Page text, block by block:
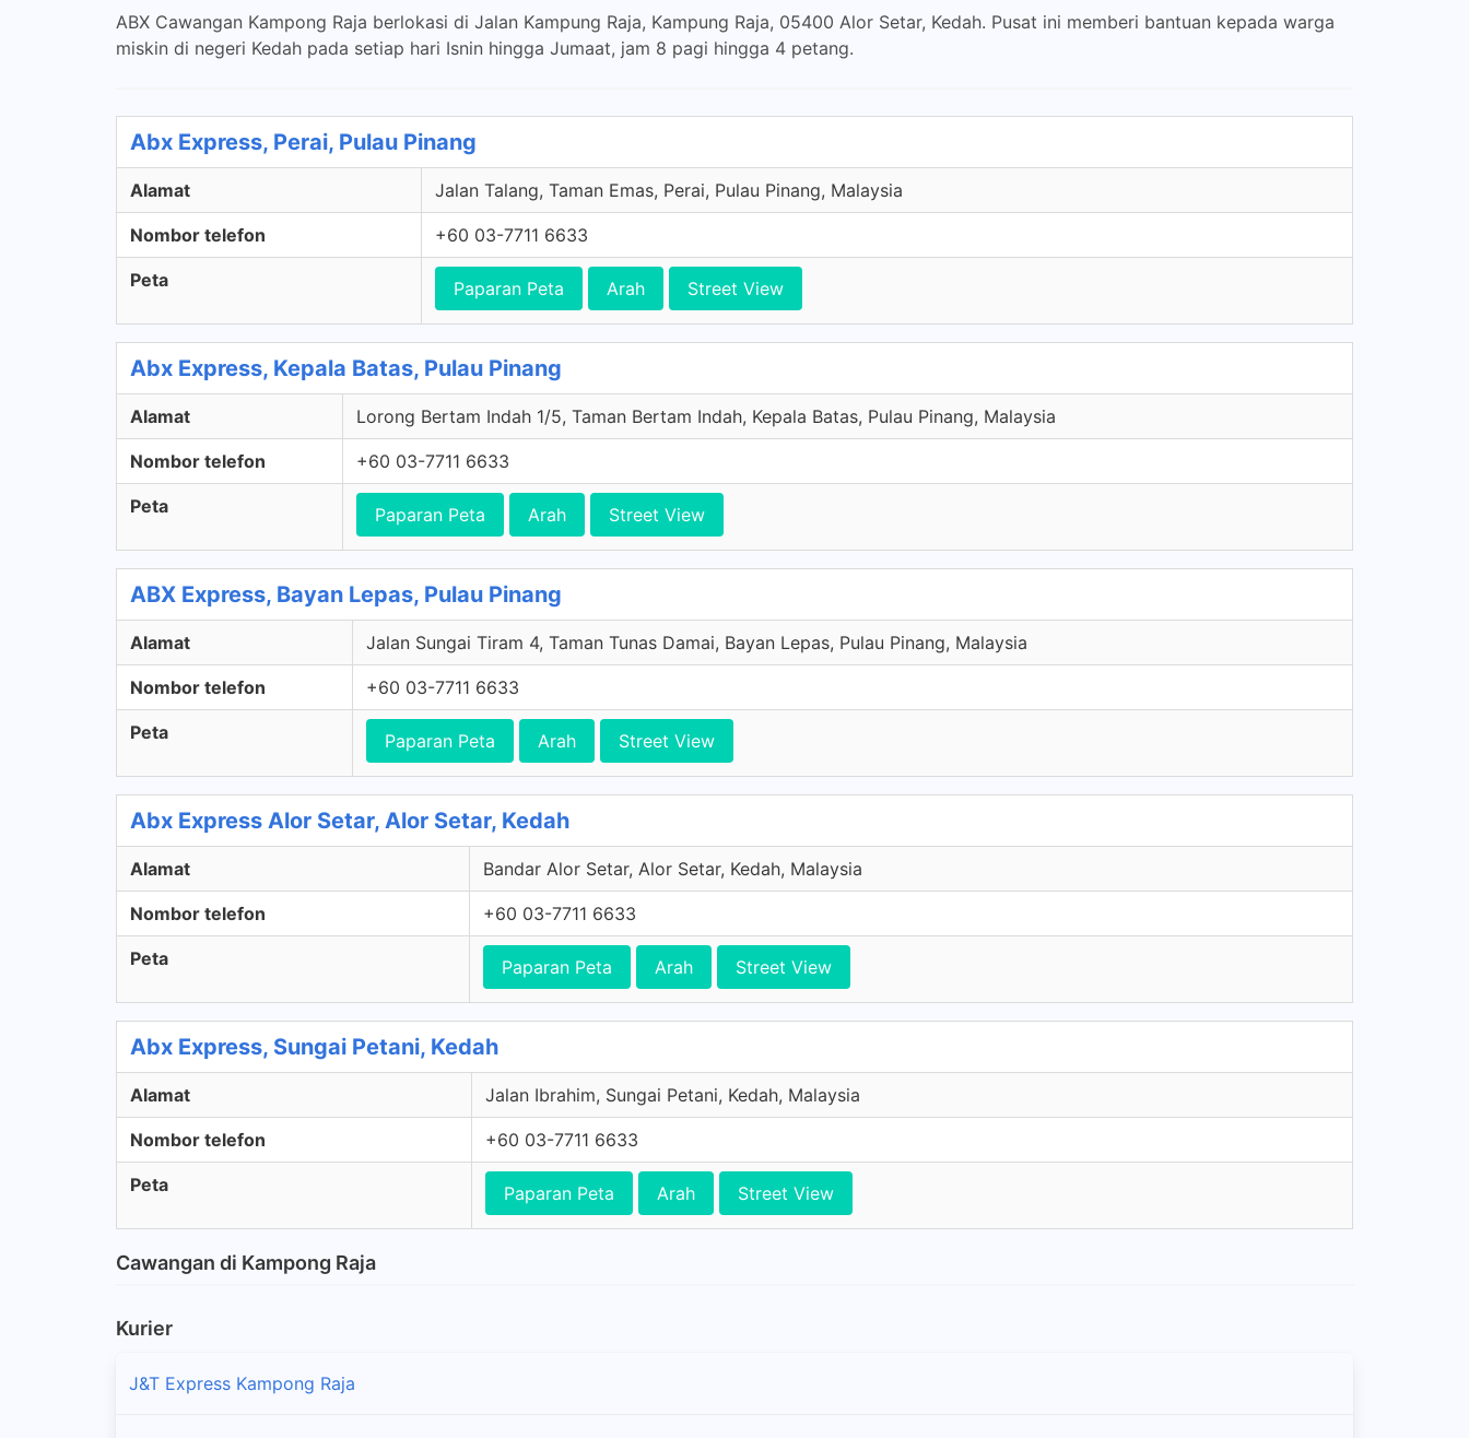
ABX Cawangan Kampong Raja berlokasi di Jalan Kampung Raja, Kampung Raja, 05400 Alor Setar, Kedah. Pusat ini memberi bantuan kepada warga
miskin di negeri Kedah pada setiap hari Isnin hingga Jumaat, jam 8 pagi hingga 4 petang.
Abx Express, Perai, Pulau Pinang
Alamat Jalan Talang, Taman Emas, Perai, Pulau Pinang, Malaysia
Nombor telefon +60 03-7711 6633
Peta Paparan Peta Arah Street View
Abx Express, Kepala Batas, Pulau Pinang
Alamat Lorong Bertam Indah 1/5, Taman Bertam Indah, Kepala Batas, Pulau Pinang, Malaysia
Nombor telefon +60 03-7711 6633
Peta Paparan Peta Arah Street View
ABX Express, Bayan Lepas, Pulau Pinang
Alamat Jalan Sungai Tiram 4, Taman Tunas Damai, Bayan Lepas, Pulau Pinang, Malaysia
Nombor telefon +60 03-7711 6633
Peta Paparan Peta Arah Street View
Abx Express Alor Setar, Alor Setar, Kedah
Alamat Bandar Alor Setar, Alor Setar, Kedah, Malaysia
Nombor telefon +60 03-7711 6633
Peta Paparan Peta Arah Street View
Abx Express, Sungai Petani, Kedah
Alamat Jalan Ibrahim, Sungai Petani, Kedah, Malaysia
Nombor telefon +60 03-7711 6633
Peta Paparan Peta Arah Street View
Cawangan di Kampong Raja
Kurier
J&T Express Kampong Raja